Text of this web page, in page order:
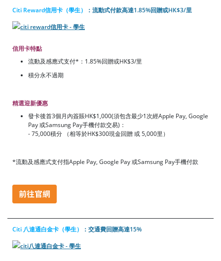
Citi Reward信用卡（學生） ：流動式付款高達1.85%回贈或HK$3/里
信用卡特點
流動及感應式支付*：1.85%回贈或HK$3/里
積分永不過期
精選迎新優惠
發卡後首3個月內簽賬HK$1,000(須包含最少1次經Apple Pay, Google
Pay 或Samsung Pay手機付款交易)：
- 75,000積分 （相等於HK$300現金回贈 或 5,000里）
*流動及感應式支付指Apple Pay, Google Pay 或Samsung Pay手機付款
Citi 八達通白金卡（學生） ：交通費回贈高達15%